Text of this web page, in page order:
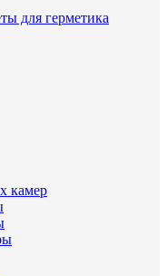
для герметика
камер